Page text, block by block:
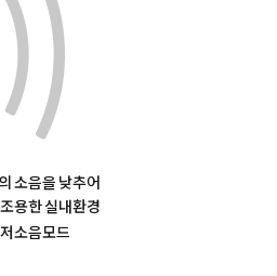
소음을 낮추어
용한 실내환경
저소음모드